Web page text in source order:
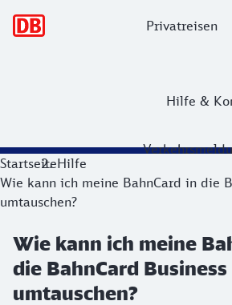
Privatreisen
Hilfe &
StartseiteHilfe
Wie kann ich meine BahnCard in die
umtauschen?
Wie kann ich meine
die BahnCard Business
umtauschen?